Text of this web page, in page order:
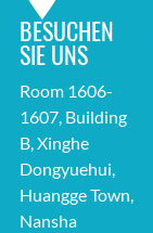
BESUCHEN
SIE UNS
Room 1606-
1607, Building
B, Xinghe
Dongyuehui,
Huangge Town,
Nansha